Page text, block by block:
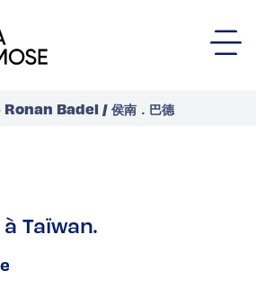
Ronan Badel / 侯南．巴德
Taïwan.